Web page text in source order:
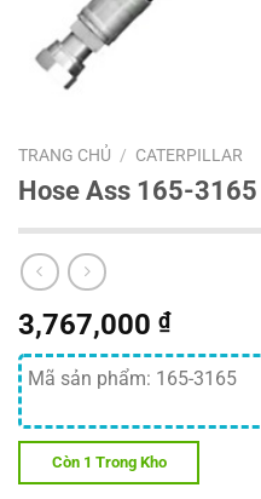
TRANG CHỦ / CATERPILLAR
Hose Ass 165-3165
3,767,000 ₫
Mã sản phẩm: 165-3165
Còn 1 Trong Kho